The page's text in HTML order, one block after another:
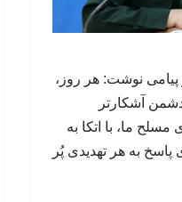
نوشت: هر روز،
آشکارتر
ما، با اتکا به
به هر تهدیدی پُر